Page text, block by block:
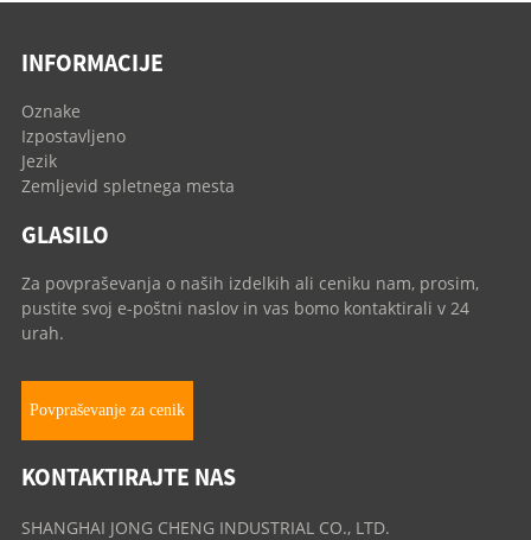
INFORMACIJE
Oznake
Izpostavljeno
Jezik
Zemljevid spletnega mesta
GLASILO
Za povpraševanja o naših izdelkih ali ceniku nam, prosim,
pustite svoj e-poštni naslov in vas bomo kontaktirali v 24
urah.
Povpraševanje za cenik
KONTAKTIRAJTE NAS
SHANGHAI JONG CHENG INDUSTRIAL CO., LTD.